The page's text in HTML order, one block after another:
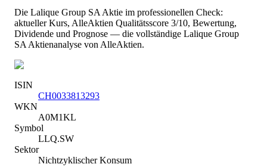
Die Lalique Group SA Aktie im professionellen Check:
aktueller Kurs, AlleAktien Qualitätsscore 3/10, Bewertung,
Dividende und Prognose — die vollständige Lalique Group
SA Aktienanalyse von AlleAktien.
ISIN
CH0033813293
WKN
A0M1KL
Symbol
LLQ.SW
Sektor
Nichtzyklischer Konsum